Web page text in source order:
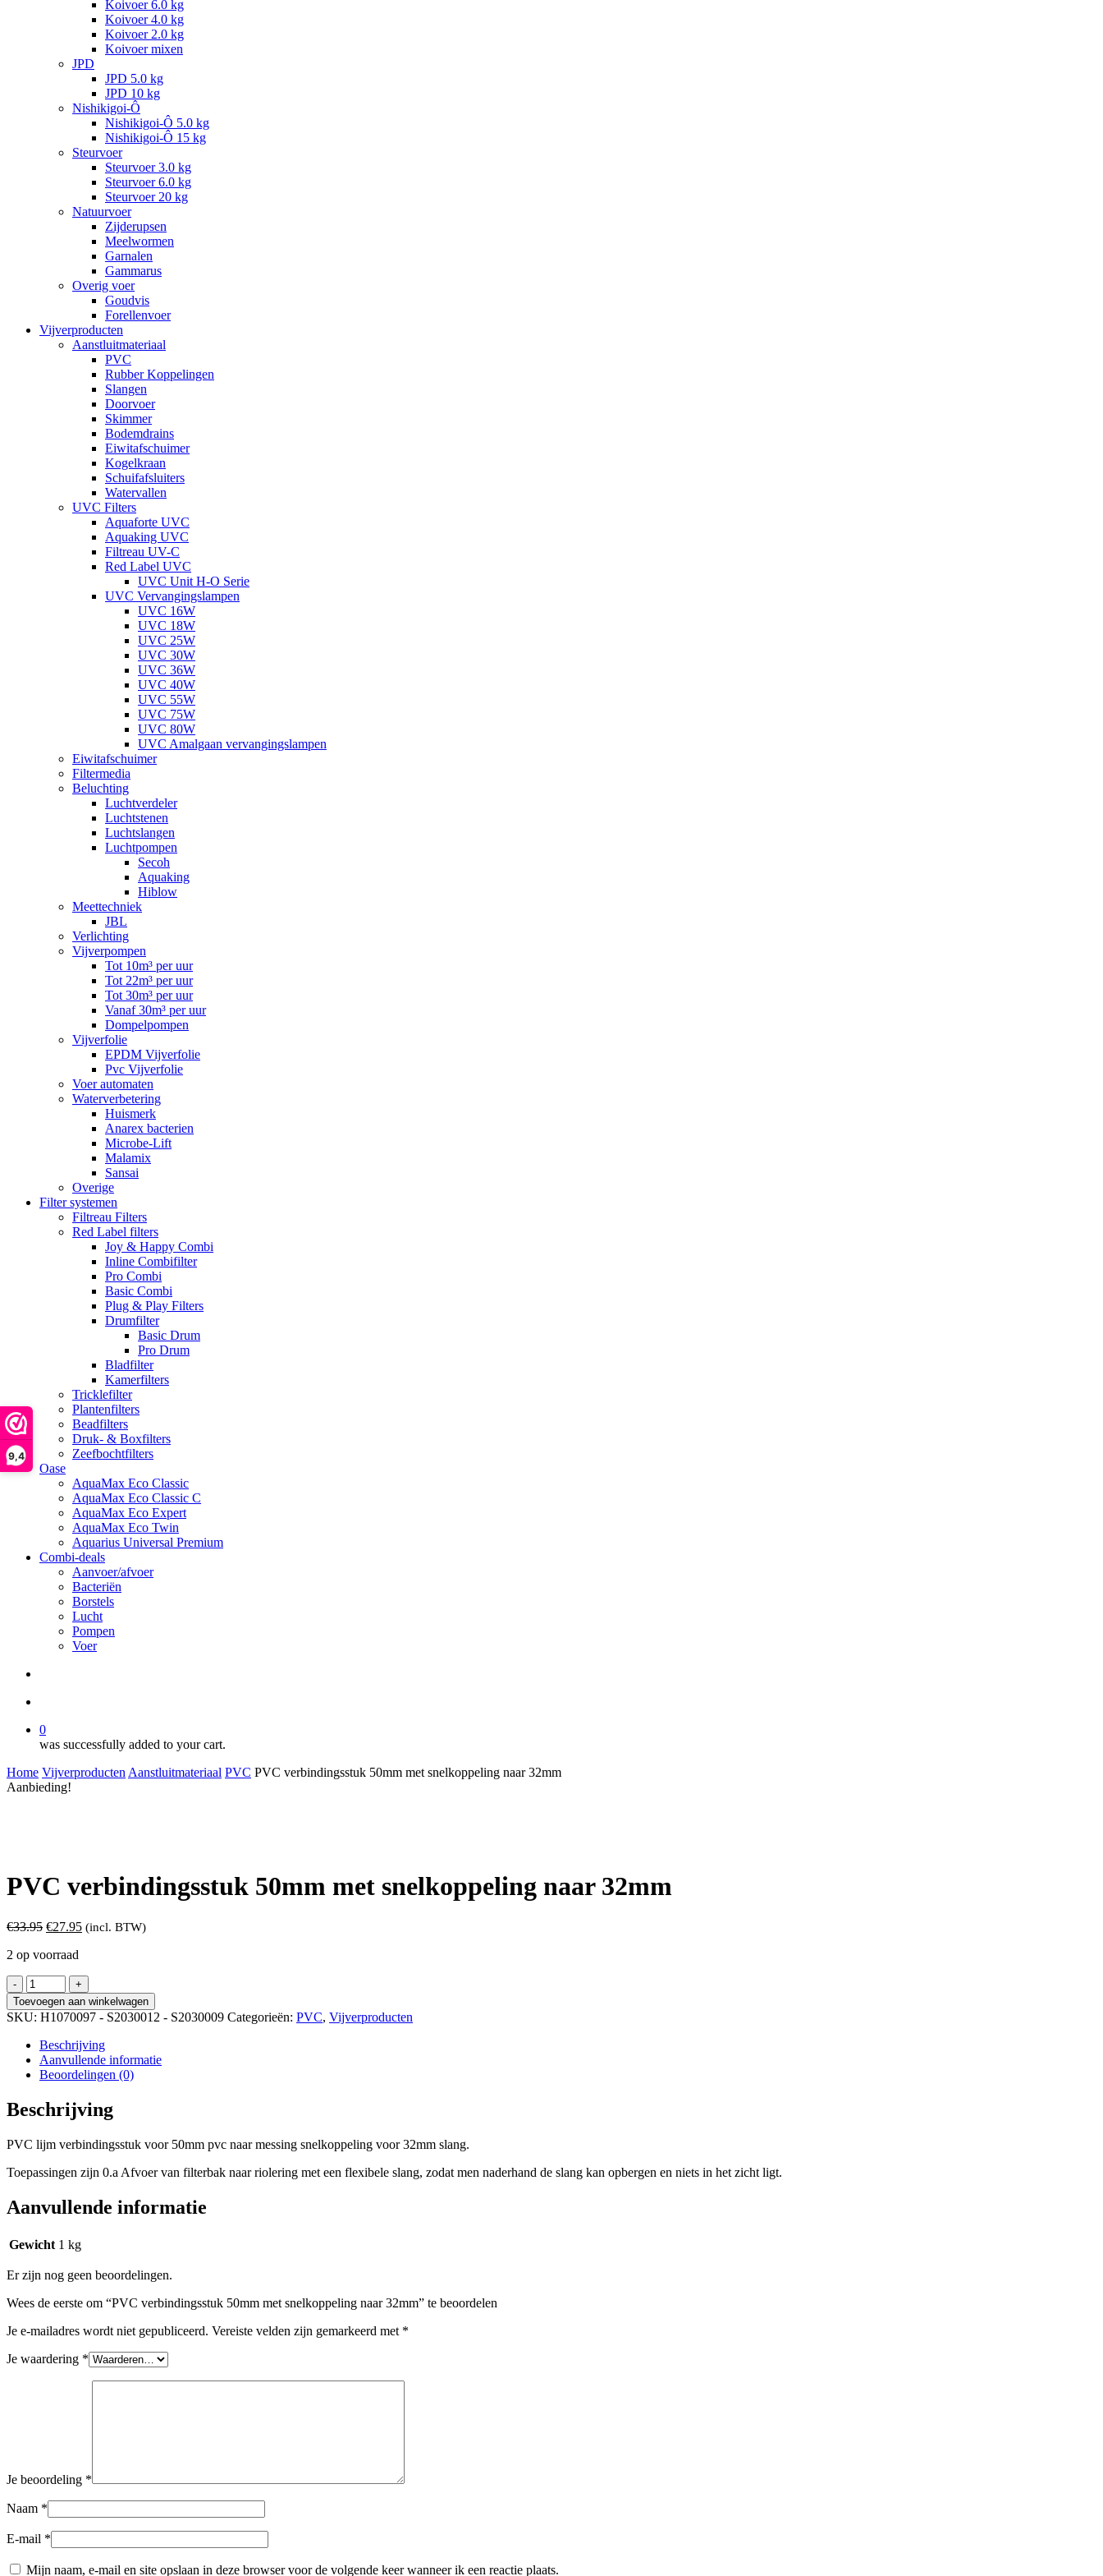
9,4
Koivoer 6.0 kg
Koivoer 4.0 kg
Koivoer 2.0 kg
Koivoer mixen
JPD
JPD 5.0 kg
JPD 10 kg
Nishikigoi-Ô
Nishikigoi-Ô 5.0 kg
Nishikigoi-Ô 15 kg
Steurvoer
Steurvoer 3.0 kg
Steurvoer 6.0 kg
Steurvoer 20 kg
Natuurvoer
Zijderupsen
Meelwormen
Garnalen
Gammarus
Overig voer
Goudvis
Forellenvoer
Vijverproducten
Aanstluitmateriaal
PVC
Rubber Koppelingen
Slangen
Doorvoer
Skimmer
Bodemdrains
Eiwitafschuimer
Kogelkraan
Schuifafsluiters
Watervallen
UVC Filters
Aquaforte UVC
Aquaking UVC
Filtreau UV-C
Red Label UVC
UVC Unit H-O Serie
UVC Vervangingslampen
UVC 16W
UVC 18W
UVC 25W
UVC 30W
UVC 36W
UVC 40W
UVC 55W
UVC 75W
UVC 80W
UVC Amalgaan vervangingslampen
Eiwitafschuimer
Filtermedia
Beluchting
Luchtverdeler
Luchtstenen
Luchtslangen
Luchtpompen
Secoh
Aquaking
Hiblow
Meettechniek
JBL
Verlichting
Vijverpompen
Tot 10m³ per uur
Tot 22m³ per uur
Tot 30m³ per uur
Vanaf 30m³ per uur
Dompelpompen
Vijverfolie
EPDM Vijverfolie
Pvc Vijverfolie
Voer automaten
Waterverbetering
Huismerk
Anarex bacterien
Microbe-Lift
Malamix
Sansai
Overige
Filter systemen
Filtreau Filters
Red Label filters
Joy & Happy Combi
Inline Combifilter
Pro Combi
Basic Combi
Plug & Play Filters
Drumfilter
Basic Drum
Pro Drum
Bladfilter
Kamerfilters
Tricklefilter
Plantenfilters
Beadfilters
Druk- & Boxfilters
Zeefbochtfilters
Oase
AquaMax Eco Classic
AquaMax Eco Classic C
AquaMax Eco Expert
AquaMax Eco Twin
Aquarius Universal Premium
Combi-deals
Aanvoer/afvoer
Bacteriën
Borstels
Lucht
Pompen
Voer
0
was successfully added to your cart.
Home Vijverproducten Aanstluitmateriaal PVC PVC verbindingsstuk 50mm met snelkoppeling naar 32mm
Aanbieding!
PVC verbindingsstuk 50mm met snelkoppeling naar 32mm
€33.95 Oorspronkelijke
was:
€27.95Huidige
(incl. BTW)
2 op voorraad
PVC
verbindingsstuk
50mm
met
snelkoppeling
naar
32mm
aantal
Toevoegen aan winkelwagen
SKU: H1070097 - S2030012 - S2030009 Categorieën: PVC, Vijverproducten
Beschrijving
Aanvullende informatie
Beoordelingen (0)
Beschrijving
PVC lijm verbindingsstuk voor 50mm pvc naar messing snelkoppeling voor 32mm slang.
Toepassingen zijn 0.a Afvoer van filterbak naar riolering met een flexibele slang, zodat men naderhand de slang kan opbergen en niets in het zicht ligt.
Aanvullende informatie
Gewicht 1 kg
Er zijn nog geen beoordelingen.
Wees de eerste om “PVC verbindingsstuk 50mm met snelkoppeling naar 32mm” te beoordelen
Je e-mailadres wordt niet gepubliceerd. Vereiste velden zijn gemarkeerd met *
Je waardering *
Je beoordeling *
Naam *
E-mail *
Mijn naam, e-mail en site opslaan in deze browser voor de volgende keer wanneer ik een reactie plaats.